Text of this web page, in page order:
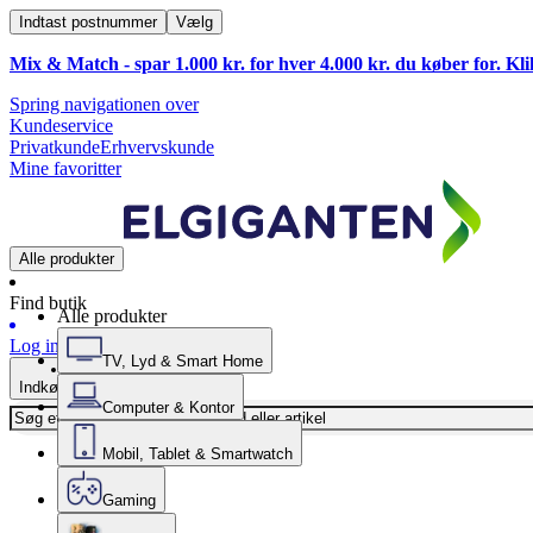
Indtast postnummer Vælg
Mix & Match - spar 1.000 kr. for hver 4.000 kr. du køber for.
Spring navigationen over
Kundeservice
PrivatkundeErhvervskunde
Mine favoritter
Alle produkter
Find butik
Log ind
Indkøbskurv
Alle produkter
TV, Lyd & Smart Home
Computer & Kontor
Mobil, Tablet & Smartwatch
Gaming